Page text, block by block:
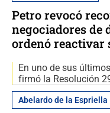
Petro revocó
negociadores de
ordenó reactivar
En uno de sus
firmó la Resolución
Abelardo de la Espriella